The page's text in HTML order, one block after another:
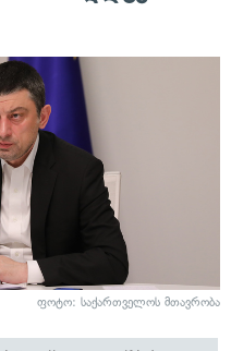
ფოტო: საქართველოს მთავრობა